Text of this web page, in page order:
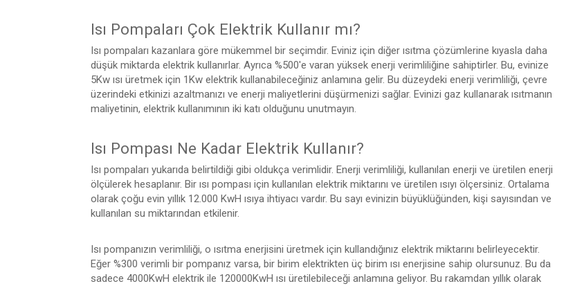
Isı Pompaları Çok Elektrik Kullanır mı?
Isı pompaları kazanlara göre mükemmel bir seçimdir. Eviniz için diğer ısıtma çözümlerine kıyasla daha
düşük miktarda elektrik kullanırlar. Ayrıca %500'e varan yüksek enerji verimliliğine sahiptirler. Bu, evinize
5Kw ısı üretmek için 1Kw elektrik kullanabileceğiniz anlamına gelir. Bu düzeydeki enerji verimliliği, çevre
üzerindeki etkinizi azaltmanızı ve enerji maliyetlerini düşürmenizi sağlar. Evinizi gaz kullanarak ısıtmanın
maliyetinin, elektrik kullanımının iki katı olduğunu unutmayın.
Isı Pompası Ne Kadar Elektrik Kullanır?
Isı pompaları yukarıda belirtildiği gibi oldukça verimlidir. Enerji verimliliği, kullanılan enerji ve üretilen enerji
ölçülerek hesaplanır. Bir ısı pompası için kullanılan elektrik miktarını ve üretilen ısıyı ölçersiniz. Ortalama
olarak çoğu evin yıllık 12.000 KwH ısıya ihtiyacı vardır. Bu sayı evinizin büyüklüğünden, kişi sayısından ve
kullanılan su miktarından etkilenir.
Isı pompanızın verimliliği, o ısıtma enerjisini üretmek için kullandığınız elektrik miktarını belirleyecektir.
Eğer %300 verimli bir pompanız varsa, bir birim elektrikten üç birim ısı enerjisine sahip olursunuz. Bu da
sadece 4000KwH elektrik ile 120000KwH ısı üretilebileceği anlamına geliyor. Bu rakamdan yıllık olarak